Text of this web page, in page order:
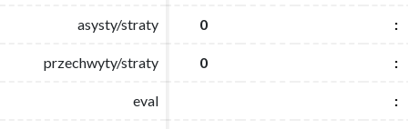
asysty/straty 0 :
przechwyty/straty 0 :
eval :
asysty/straty 0 :
przechwyty/straty 0 :
eval :